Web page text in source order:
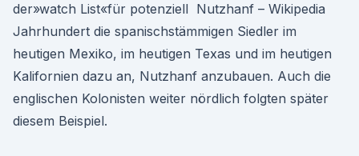
der»watch List«für potenziell Nutzhanf – Wikipedia
Jahrhundert die spanischstämmigen Siedler im
heutigen Mexiko, im heutigen Texas und im heutigen
Kalifornien dazu an, Nutzhanf anzubauen. Auch die
englischen Kolonisten weiter nördlich folgten später
diesem Beispiel.